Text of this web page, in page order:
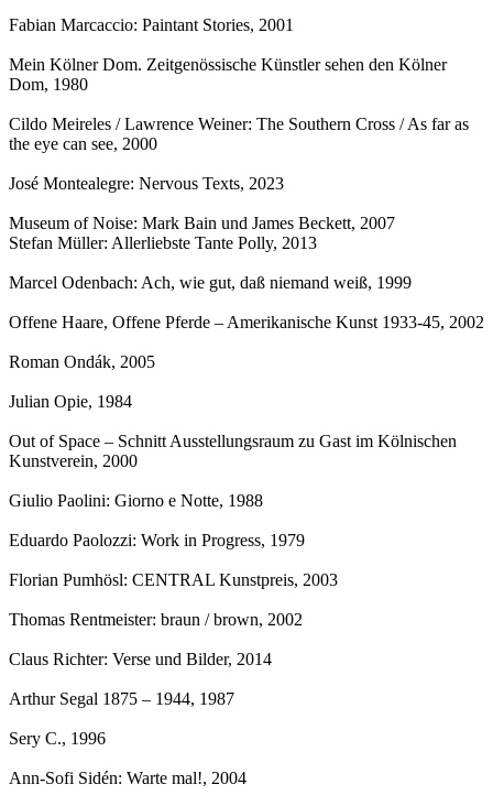
Fabian Marcaccio: Paintant Stories, 2001
Mein Kölner Dom. Zeitgenössische Künstler sehen den Kölner
Dom, 1980
Cildo Meireles / Lawrence Weiner: The Southern Cross / As far as
the eye can see, 2000
José Montealegre: Nervous Texts, 2023
Museum of Noise: Mark Bain und James Beckett, 2007
Stefan Müller: Allerliebste Tante Polly, 2013
Marcel Odenbach: Ach, wie gut, daß niemand weiß, 1999
Offene Haare, Offene Pferde – Amerikanische Kunst 1933-45, 2002
Roman Ondák, 2005
Julian Opie, 1984
Out of Space – Schnitt Ausstellungsraum zu Gast im Kölnischen
Kunstverein, 2000
Giulio Paolini: Giorno e Notte, 1988
Eduardo Paolozzi: Work in Progress, 1979
Florian Pumhösl: CENTRAL Kunstpreis, 2003
Thomas Rentmeister: braun / brown, 2002
Claus Richter: Verse und Bilder, 2014
Arthur Segal 1875 – 1944, 1987
Sery C., 1996
Ann-Sofi Sidén: Warte mal!, 2004